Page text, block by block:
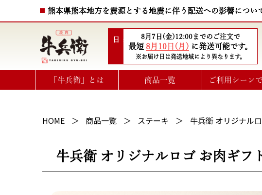
熊本県熊本地方を震源とする地震に伴う配送への影響につい
配送日 8月7日(金)12:00までのご注文で
最短 8月10日(月) に発送可能です。
※お届け日は発送地域により異なります。
「牛兵衛」とは 商品一覧 ご利用シーン
HOME 商品一覧 ステーキ 牛兵衛 オリジナル
牛兵衛 オリジナルロゴ お肉ギフ